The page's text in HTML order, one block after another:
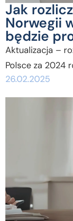
Jak
Norwegii
będzie
Aktualizacja –
Polsce za 2024
26.02.2025